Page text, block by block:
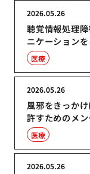
聴覚情報処理
ニケーション
2026.05.26
医療
風邪をきっか
許すためのメ
2026.05.26
医療
2026.05.26